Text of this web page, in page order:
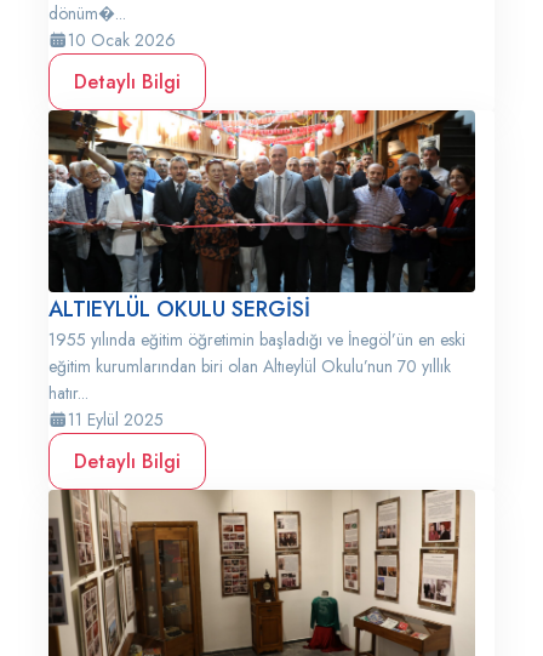
dönüm�...
10 Ocak 2026
Detaylı Bilgi
ALTIEYLÜL OKULU SERGİSİ
1955 yılında eğitim öğretimin başladığı ve İnegöl’ün en eski
eğitim kurumlarından biri olan Altıeylül Okulu’nun 70 yıllık
hatır...
11 Eylül 2025
Detaylı Bilgi